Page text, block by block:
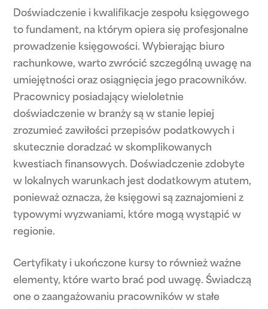
Doświadczenie i kwalifikacje zespołu księgowego
to fundament, na którym opiera się profesjonalne
prowadzenie księgowości. Wybierając biuro
rachunkowe, warto zwrócić szczególną uwagę na
umiejętności oraz osiągnięcia jego pracowników.
Pracownicy posiadający wieloletnie
doświadczenie w branży są w stanie lepiej
zrozumieć zawiłości przepisów podatkowych i
skutecznie doradzać w skomplikowanych
kwestiach finansowych. Doświadczenie zdobyte
w lokalnych warunkach jest dodatkowym atutem,
ponieważ oznacza, że księgowi są zaznajomieni z
typowymi wyzwaniami, które mogą wystąpić w
regionie.
Certyfikaty i ukończone kursy to również ważne
elementy, które warto brać pod uwagę. Świadczą
one o zaangażowaniu pracowników w stałe